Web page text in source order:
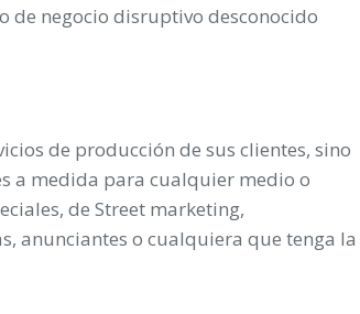
de negocio disruptivo desconocido
de producción de sus clientes, sino
a medida para cualquier medio o
de Street marketing,
anunciantes o cualquiera que tenga la